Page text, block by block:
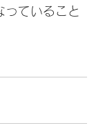
ていること